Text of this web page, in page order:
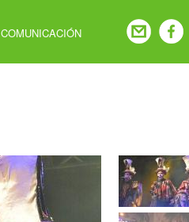
COMUNICACIÓN